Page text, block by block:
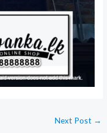
Next Post →